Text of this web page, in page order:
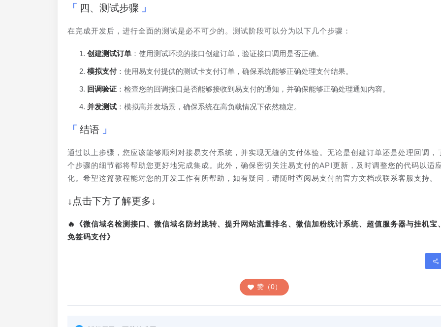
四、测试步骤
在完成开发后，进行全面的测试是必不可少的。测试阶段可以分为以下几个步骤：
创建测试订单 ：使用测试环境的接口创建订单，验证接口调用是否正确。
模拟支付：使用易支付提供的测试卡支付订单，确保系统能够正确处理支付结果。
回调验证 ：检查您的回调接口是否能够接收到易支付的通知，并确保能够正确处理通知内容。
并发测试 ：模拟高并发场景，确保系统在高负载情况下依然稳定。
结语
通过以上步骤，您应该能够顺利对接易支付系统，并实现无缝的支付体验。无论是创建订单还是处理回调，
个步骤的细节都将帮助您更好地完成集成。此外，确保密切关注易支付的API更新，及时调整您的代码以适
化。希望这篇教程能对您的开发工作有所帮助，如有疑问，请随时查阅易支付的官方文档或联系客服支持。
↓点击下方了解更多↓
🔥《微信域名检测接口、微信域名防封跳转、提升网站流量排名、微信加粉统计系统、超值服务器与挂机宝
免签码支付》
赞（0）